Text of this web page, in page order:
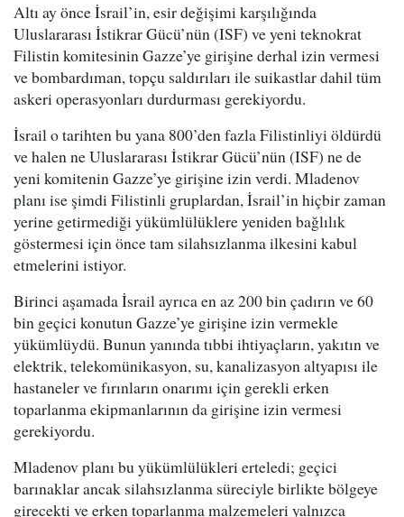
Altı ay önce İsrail’in, esir değişimi karşılığında
Uluslararası İstikrar Gücü’nün (ISF) ve yeni teknokrat
Filistin komitesinin Gazze’ye girişine derhal izin vermesi
ve bombardıman, topçu saldırıları ile suikastlar dahil tüm
askeri operasyonları durdurması gerekiyordu.
İsrail o tarihten bu yana 800’den fazla Filistinliyi öldürdü
ve halen ne Uluslararası İstikrar Gücü’nün (ISF) ne de
yeni komitenin Gazze’ye girişine izin verdi. Mladenov
planı ise şimdi Filistinli gruplardan, İsrail’in hiçbir zaman
yerine getirmediği yükümlülüklere yeniden bağlılık
göstermesi için önce tam silahsızlanma ilkesini kabul
etmelerini istiyor.
Birinci aşamada İsrail ayrıca en az 200 bin çadırın ve 60
bin geçici konutun Gazze’ye girişine izin vermekle
yükümlüydü. Bunun yanında tıbbi ihtiyaçların, yakıtın ve
elektrik, telekomünikasyon, su, kanalizasyon altyapısı ile
hastaneler ve fırınların onarımı için gerekli erken
toparlanma ekipmanlarının da girişine izin vermesi
gerekiyordu.
Mladenov planı bu yükümlülükleri erteledi; geçici
barınaklar ancak silahsızlanma süreciyle birlikte bölgeye
girecekti ve erken toparlanma malzemeleri yalnızca